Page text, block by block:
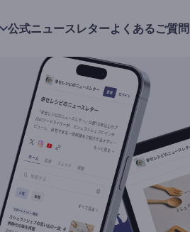
公式ニュースレターよくあるご質問